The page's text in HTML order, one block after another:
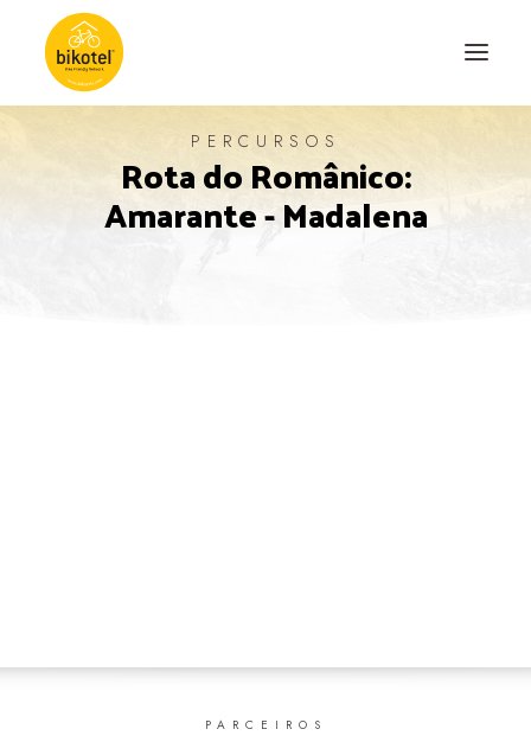
SOBRE NÓS
DESTINOS
PERCURSOS
Rota do Românico:
Amarante - Madalena
PARCEIROS